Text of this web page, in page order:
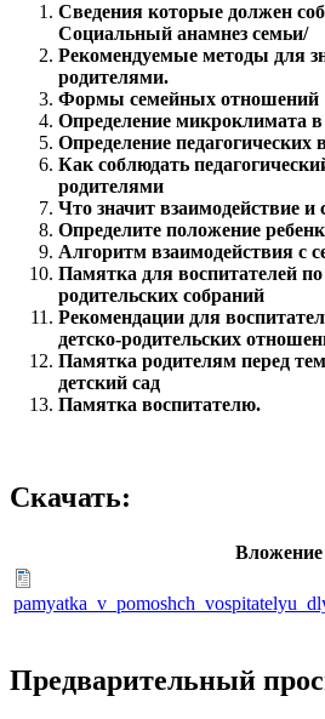
Сведения которые должен
Социальный анамнез семьи/
Рекомендуемые методы для
родителями.
Формы семейных отношений
Определение микроклимата в
Определение педагогических
Как соблюдать
родителями
Что значит взаимодействие и
Определите положение
Алгоритм взаимодействия с
Памятка для воспитателей
родительских собраний
Рекомендации для
детско-родительских
Памятка родителям перед
детский сад
Памятка воспитателю.
Скачать:
Вложение
Предварительный